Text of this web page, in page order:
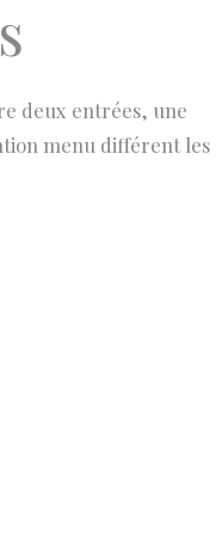
deux entrées, une
menu différent les